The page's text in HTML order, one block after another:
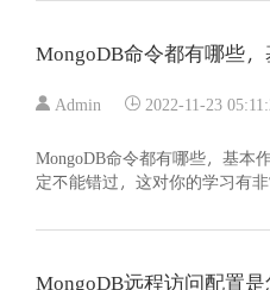
MongoDB命令都有哪些
Admin 2022-11-23
MongoDB命令都有哪些，基本
定不能错过，这对你的学习有
MongoDB远程访问配置